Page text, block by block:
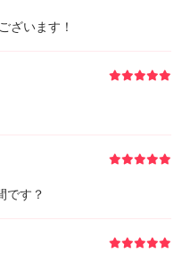
ざいます！
です？